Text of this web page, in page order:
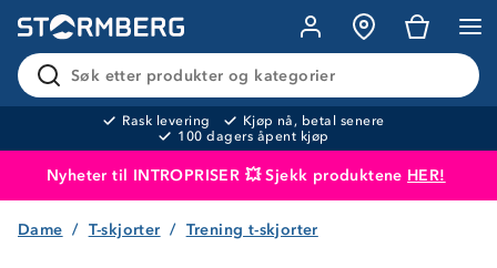
Søk etter produkter og kategorier
Rask levering
Kjøp nå, betal senere
100 dagers åpent kjøp
Nyheter til INTROPRISER 💥 Sjekk produktene HER!
Produktet er lagt i handlekurven
Dame T-skjorter Trening t-skjorter